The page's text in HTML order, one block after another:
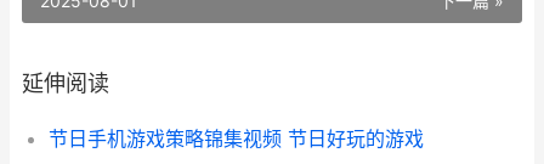
延伸阅读
节日手机游戏策略锦集视频 节日好玩的游戏